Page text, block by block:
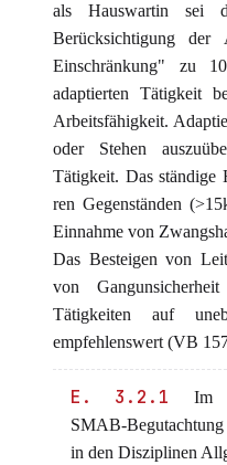
als Hauswartin sei
Berücksichtigung
Einschränkung" zu
adaptierten Tätigkeit
Arbeitsfähigkeit.
oder Stehen
Tätigkeit. Das ständige
ren Gegenständen
Einnahme von
Das Besteigen von
von
Tätigkeiten auf
empfehlenswert (VB
E. 3.2.1
Im
SMAB-
in den Disziplinen